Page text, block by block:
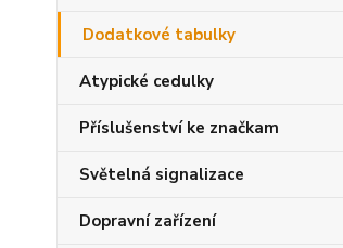
Dodatkové tabulky
Atypické cedulky
Příslušenství ke značkam
Světelná signalizace
Dopravní zařízení